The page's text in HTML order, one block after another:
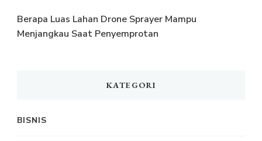
Berapa Luas Lahan Drone Sprayer Mampu
Menjangkau Saat Penyemprotan
KATEGORI
BISNIS